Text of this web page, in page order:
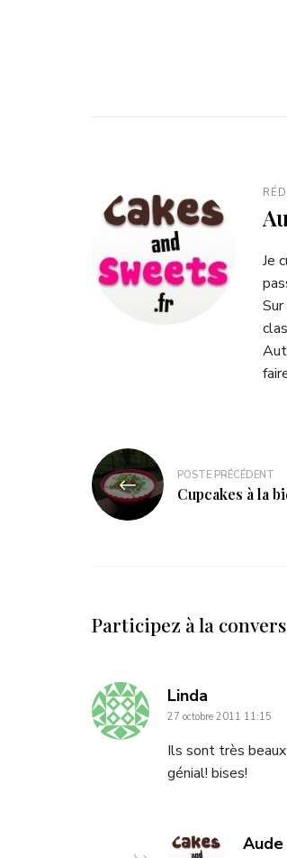
Je
POSTE PRÉCÉDENT
Cupcakes à la
Participez à la
Linda
:
27 octobre 2011 11:15
Ils sont très
génial! bises!
Aude